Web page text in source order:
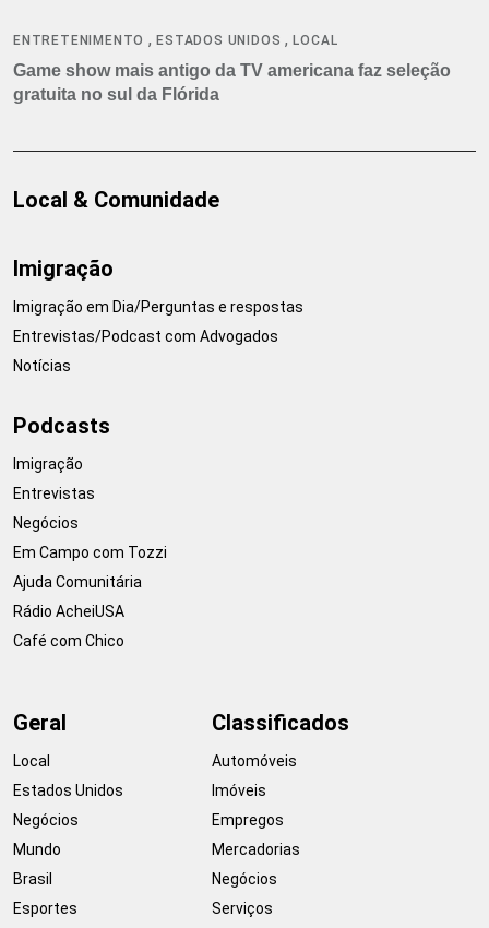
ENTRETENIMENTO ,ESTADOS UNIDOS ,LOCAL
Game show mais antigo da TV americana faz seleção
gratuita no sul da Flórida
Local & Comunidade
Imigração
Imigração em Dia/Perguntas e respostas
Entrevistas/Podcast com Advogados
Notícias
Podcasts
Imigração
Entrevistas
Negócios
Em Campo com Tozzi
Ajuda Comunitária
Rádio AcheiUSA
Café com Chico
Geral
Local
Estados Unidos
Negócios
Mundo
Brasil
Esportes
Classificados
Automóveis
Imóveis
Empregos
Mercadorias
Negócios
Serviços